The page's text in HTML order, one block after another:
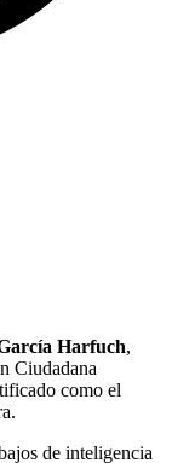
Harfuch,
Ciudadana
como el
de inteligencia